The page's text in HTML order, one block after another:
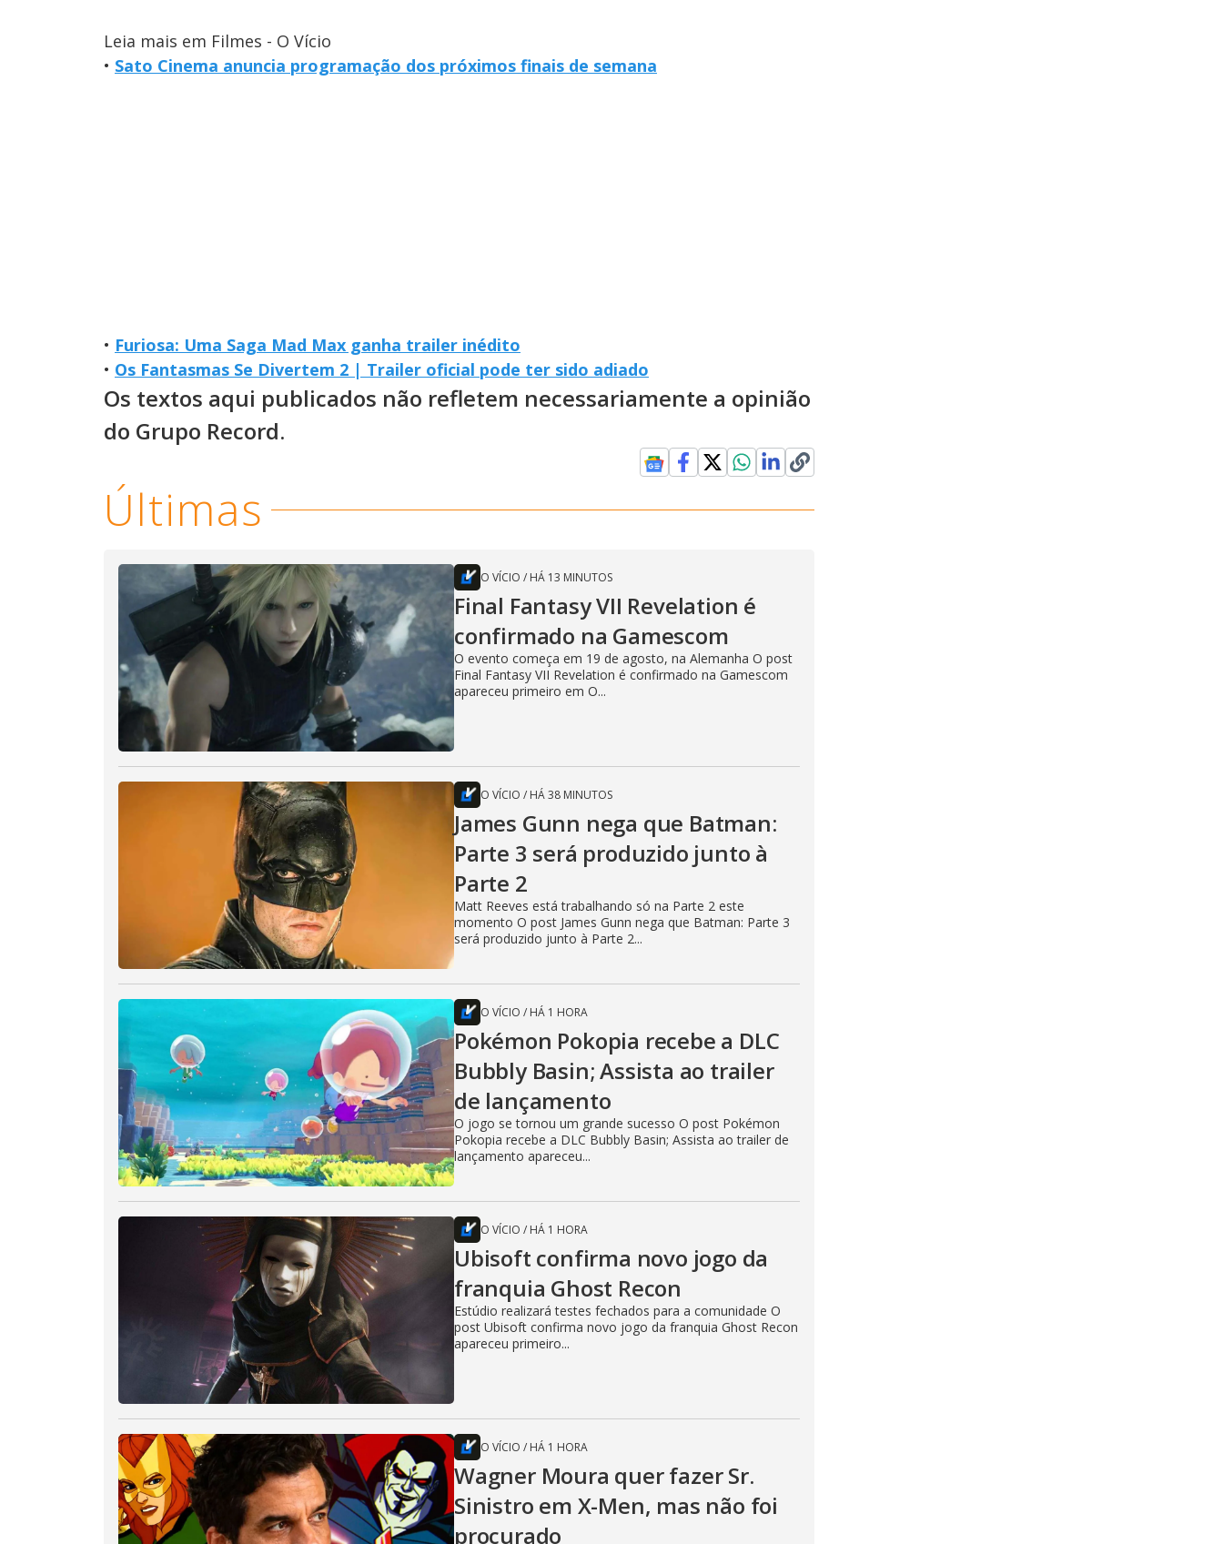
Leia mais em Filmes - O Vício
• Sato Cinema anuncia programação dos próximos finais de semana
• Furiosa: Uma Saga Mad Max ganha trailer inédito
• Os Fantasmas Se Divertem 2 | Trailer oficial pode ter sido adiado
Os textos aqui publicados não refletem necessariamente a opinião
do Grupo Record.
Últimas
O VÍCIO / HÁ 13 MINUTOS
Final Fantasy VII Revelation é
confirmado na Gamescom
O evento começa em 19 de agosto, na Alemanha O post
Final Fantasy VII Revelation é confirmado na Gamescom
apareceu primeiro em O...
O VÍCIO / HÁ 38 MINUTOS
James Gunn nega que Batman:
Parte 3 será produzido junto à
Parte 2
Matt Reeves está trabalhando só na Parte 2 este
momento O post James Gunn nega que Batman: Parte 3
será produzido junto à Parte 2...
O VÍCIO / HÁ 1 HORA
Pokémon Pokopia recebe a DLC
Bubbly Basin; Assista ao trailer
de lançamento
O jogo se tornou um grande sucesso O post Pokémon
Pokopia recebe a DLC Bubbly Basin; Assista ao trailer de
lançamento apareceu...
O VÍCIO / HÁ 1 HORA
Ubisoft confirma novo jogo da
franquia Ghost Recon
Estúdio realizará testes fechados para a comunidade O
post Ubisoft confirma novo jogo da franquia Ghost Recon
apareceu primeiro...
O VÍCIO / HÁ 1 HORA
Wagner Moura quer fazer Sr.
Sinistro em X-Men, mas não foi
procurado